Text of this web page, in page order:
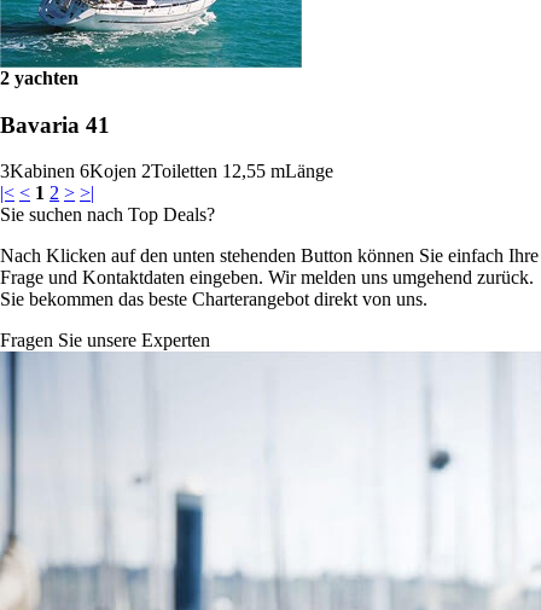
2 yachten
Bavaria 41
3Kabinen 6Kojen 2Toiletten 12,55 mLänge
|< < 1 2 > >|
Sie suchen nach Top Deals?
Nach Klicken auf den unten stehenden Button können Sie einfach Ihre
Frage und Kontaktdaten eingeben. Wir melden uns umgehend zurück.
Sie bekommen das beste Charterangebot direkt von uns.
Fragen Sie unsere Experten